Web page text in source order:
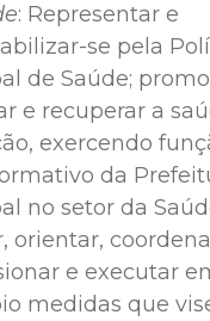
: Representar e
se pela
de Saúde;
e recuperar a
exercendo
da
no setor da
orientar,
e executar
medidas que